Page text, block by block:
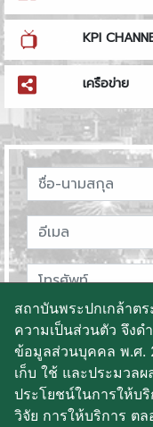
KPI
เครือข่าย
สถาบันพระปกเกล้าต
ความเป็นส่วนตัว จึง
ข้อมูลส่วนบุคคล พ.ศ.
เก็บ ใช้ และประมวล
ประโยชน์ในการให้บ
วิจัย การให้บริการ ต